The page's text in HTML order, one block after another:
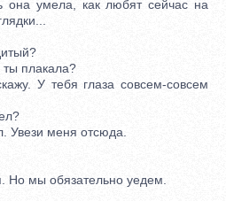
она умела, как любят сейчас на
плакала?
У тебя глаза совсем-совсем
меня отсюда.
мы обязательно уедем.